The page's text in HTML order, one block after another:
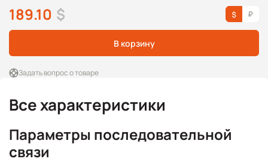
189.10 $
В корзину
Задать вопрос о товаре
Все характеристики
Параметры последовательной
связи